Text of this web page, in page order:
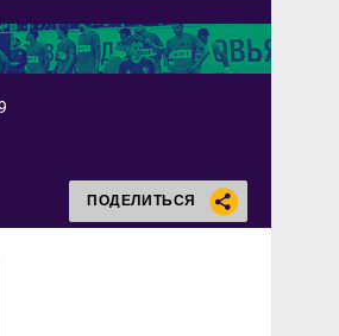
ПОДЕЛИТЬСЯ
женщины